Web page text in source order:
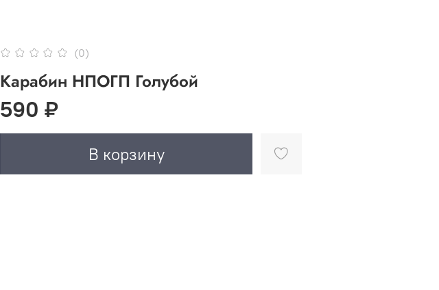
(0)
Карабин НПОГП Голубой
590 ₽
В корзину